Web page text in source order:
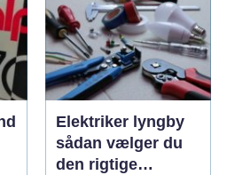
Elektriker lyngby
sådan vælger du
den rigtige